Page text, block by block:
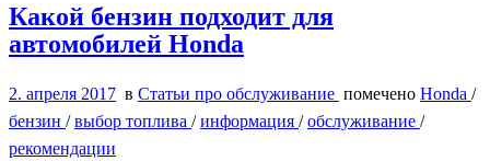
Какой бензин подходит для
автомобилей Honda
2. апреля 2017 в Статьи про обслуживание помечено Honda /
бензин /выбор топлива /информация /обслуживание /
рекомендации